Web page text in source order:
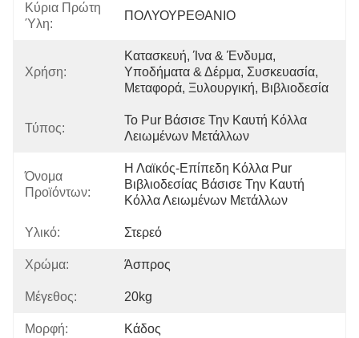
Κύρια Πρώτη
Ύλη:
ΠΟΛΥΟΥΡΕΘΑΝΙΟ
Χρήση:
Κατασκευή, Ίνα & Ένδυμα,
Υποδήματα & Δέρμα, Συσκευασία,
Μεταφορά, Ξυλουργική, Βιβλιοδεσία
Τύπος:
Το Pur Βάσισε Την Καυτή Κόλλα
Λειωμένων Μετάλλων
Όνομα
Προϊόντων:
Η Λαϊκός-Επίπεδη Κόλλα Pur
Βιβλιοδεσίας Βάσισε Την Καυτή
Κόλλα Λειωμένων Μετάλλων
Υλικό: Στερεό
Χρώμα: Άσπρος
Μέγεθος: 20kg
Μορφή: Κάδος